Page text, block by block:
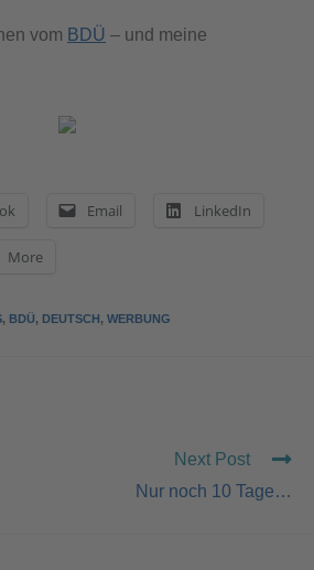
vom BDÜ – und meine
Email LinkedIn
More
, BDÜ, DEUTSCH , WERBUNG
Next Post
Nur noch 10 Tage…